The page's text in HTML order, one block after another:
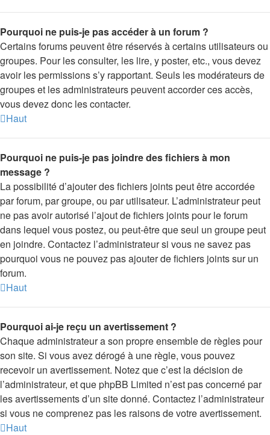
Pourquoi ne puis-je pas accéder à un forum ?
Certains forums peuvent être réservés à certains utilisateurs ou
groupes. Pour les consulter, les lire, y poster, etc., vous devez
avoir les permissions s’y rapportant. Seuls les modérateurs de
groupes et les administrateurs peuvent accorder ces accès,
vous devez donc les contacter.
Haut
Pourquoi ne puis-je pas joindre des fichiers à mon
message ?
La possibilité d’ajouter des fichiers joints peut être accordée
par forum, par groupe, ou par utilisateur. L’administrateur peut
ne pas avoir autorisé l’ajout de fichiers joints pour le forum
dans lequel vous postez, ou peut-être que seul un groupe peut
en joindre. Contactez l’administrateur si vous ne savez pas
pourquoi vous ne pouvez pas ajouter de fichiers joints sur un
forum.
Haut
Pourquoi ai-je reçu un avertissement ?
Chaque administrateur a son propre ensemble de règles pour
son site. Si vous avez dérogé à une règle, vous pouvez
recevoir un avertissement. Notez que c’est la décision de
l’administrateur, et que phpBB Limited n’est pas concerné par
les avertissements d’un site donné. Contactez l’administrateur
si vous ne comprenez pas les raisons de votre avertissement.
Haut